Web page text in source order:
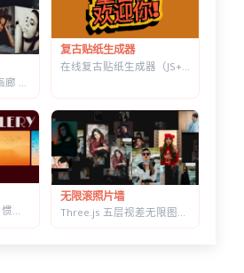
滚动翻转 3D 立方体画廊 — 六面切换背景同步变化，CSS 3D 实现
复古贴纸生成器
横向无限视差画廊 — 惯性滚动自动吸附居中，纯原生 JS 实现
无限滚照片墙
Three.js 五层视差无限图片墙 — 拖拽惯性滑动，滚轮加速的横向画廊